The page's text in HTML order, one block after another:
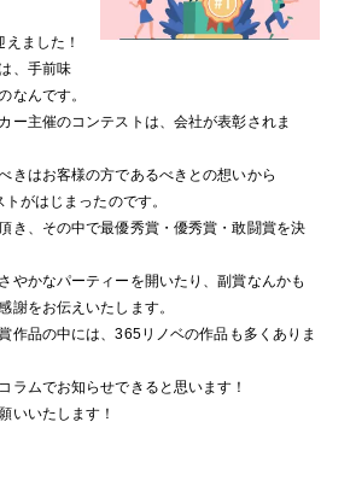
ました！
、手前味
なんです。
ー主催のコンテストは、会社が表彰されま
きはお客様の方であるべきとの想いから
がはじまったのです。
き、その中で最優秀賞・優秀賞・敢闘賞を決
やかなパーティーを開いたり、副賞なんかも
謝をお伝えいたします。
作品の中には、365リノベの作品も多くありま
ラムでお知らせできると思います！
いいたします！